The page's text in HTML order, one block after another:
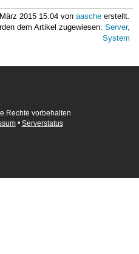
2015 15:04 vonaasche erstellt.
dem Artikel zugewiesen:Server,
System
Rechte vorbehalten
• Serverstatus